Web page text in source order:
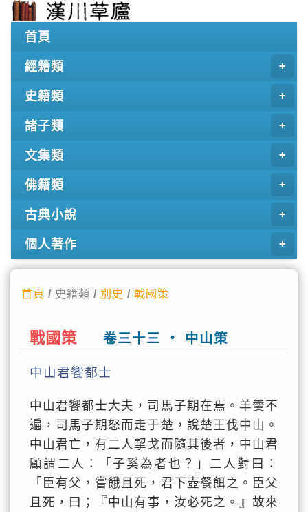
首頁
經籍類
史籍類
諸子類
文集類
佛籍類
古典小說
個人著作
首頁 / 史籍類 / 別史 /戰國策
戰國策 卷三十三 ‧ 中山策
中山君饗都士
中山君饗都士大夫，司馬子期在焉。羊羹不
遍，司馬子期怒而走于楚，說楚王伐中山。
中山君亡，有二人挈戈而隨其後者，中山君
顧謂二人：「子奚為者也？」二人對曰：
「臣有父，嘗餓且死，君下壺餐餌之。臣父
且死，曰；『中山有事，汝必死之。』故來